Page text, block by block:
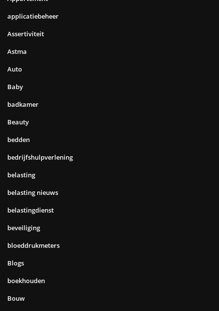
applicatiebeheer
Assertiviteit
Astma
Auto
Baby
badkamer
Beauty
bedden
bedrijfshulpverlening
belasting
belasting nieuws
belastingdienst
beveiliging
bloeddrukmeters
Blogs
boekhouden
Bouw